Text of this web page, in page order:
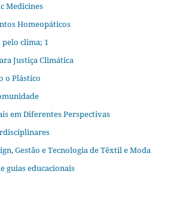
Medicines
Homeopáticos
pelo clima; 1
Justiça Climática
o Plástico
em Diferentes Perspectivas
Gestão e Tecnologia de Têxtil e Moda
guias educacionais